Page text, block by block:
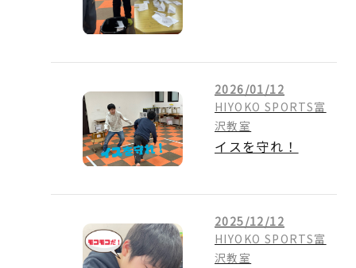
2026/01/12
HIYOKO SPORTS富
沢教室
イスを守れ！
2025/12/12
HIYOKO SPORTS富
沢教室